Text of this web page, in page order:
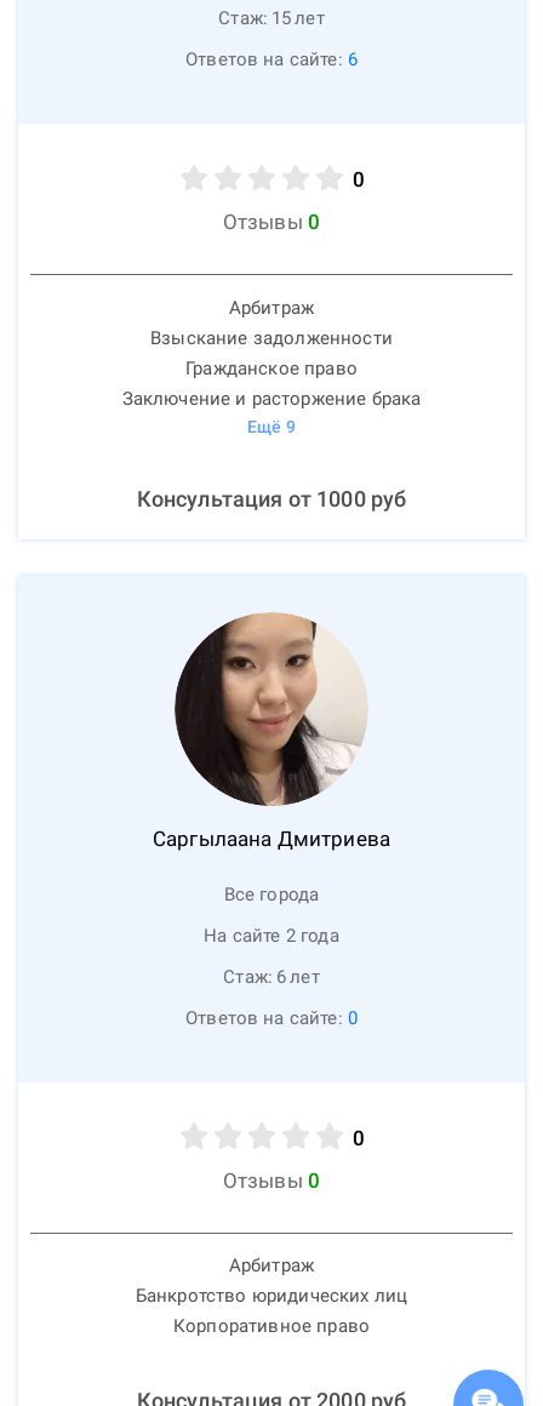
Стаж: 15лет
Ответов на сайте: 6
0
Отзывы 0
Арбитраж
Взыскание задолженности
Гражданское право
Заключение и расторжение брака
Ещё 9
Консультация от 1000руб
Саргылаана Дмитриева
Все города
На сайте 2 года
Стаж: 6лет
Ответов на сайте: 0
0
Отзывы 0
Арбитраж
Банкротство юридических лиц
Корпоративное право
Консультация от2000руб